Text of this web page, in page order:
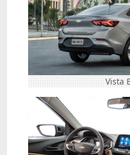
Vista